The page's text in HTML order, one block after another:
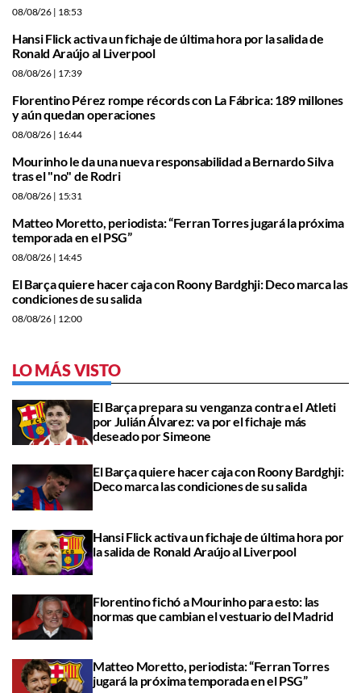
08/08/26 | 18:53
Hansi Flick activa un fichaje de última hora por la salida de
Ronald Araújo al Liverpool
08/08/26 | 17:39
Florentino Pérez rompe récords con La Fábrica: 189 millones
y aún quedan operaciones
08/08/26 | 16:44
Mourinho le da una nueva responsabilidad a Bernardo Silva
tras el "no" de Rodri
08/08/26 | 15:31
Matteo Moretto, periodista: “Ferran Torres jugará la próxima
temporada en el PSG”
08/08/26 | 14:45
El Barça quiere hacer caja con Roony Bardghji: Deco marca las
condiciones de su salida
08/08/26 | 12:00
LO MÁS VISTO
El Barça prepara su venganza contra el Atleti
por Julián Álvarez: va por el fichaje más
deseado por Simeone
El Barça quiere hacer caja con Roony Bardghji:
Deco marca las condiciones de su salida
Hansi Flick activa un fichaje de última hora por
la salida de Ronald Araújo al Liverpool
Florentino fichó a Mourinho para esto: las
normas que cambian el vestuario del Madrid
Matteo Moretto, periodista: “Ferran Torres
jugará la próxima temporada en el PSG”